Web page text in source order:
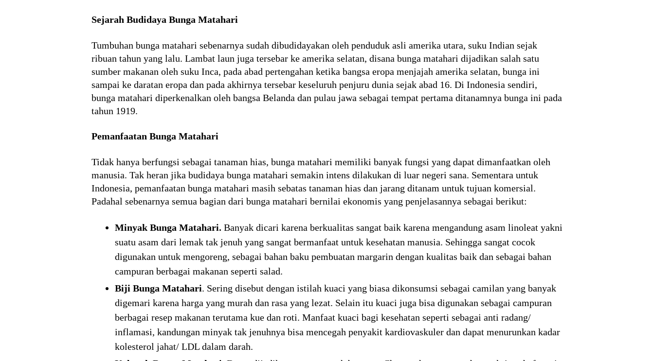
Sejarah Budidaya Bunga Matahari
Tumbuhan bunga matahari sebenarnya sudah dibudidayakan oleh penduduk asli amerika utara, suku Indian sejak
ribuan tahun yang lalu. Lambat laun juga tersebar ke amerika selatan, disana bunga matahari dijadikan salah satu
sumber makanan oleh suku Inca, pada abad pertengahan ketika bangsa eropa menjajah amerika selatan, bunga ini
sampai ke daratan eropa dan pada akhirnya tersebar keseluruh penjuru dunia sejak abad 16. Di Indonesia sendiri,
bunga matahari diperkenalkan oleh bangsa Belanda dan pulau jawa sebagai tempat pertama ditanamnya bunga ini pada
tahun 1919.
Pemanfaatan Bunga Matahari
Tidak hanya berfungsi sebagai tanaman hias, bunga matahari memiliki banyak fungsi yang dapat dimanfaatkan oleh
manusia. Tak heran jika budidaya bunga matahari semakin intens dilakukan di luar negeri sana. Sementara untuk
Indonesia, pemanfaatan bunga matahari masih sebatas tanaman hias dan jarang ditanam untuk tujuan komersial.
Padahal sebenarnya semua bagian dari bunga matahari bernilai ekonomis yang penjelasannya sebagai berikut:
Minyak Bunga Matahari. Banyak dicari karena berkualitas sangat baik karena mengandung asam linoleat yakni
suatu asam dari lemak tak jenuh yang sangat bermanfaat untuk kesehatan manusia. Sehingga sangat cocok
digunakan untuk mengoreng, sebagai bahan baku pembuatan margarin dengan kualitas baik dan sebagai bahan
campuran berbagai makanan seperti salad.
Biji Bunga Matahari. Sering disebut dengan istilah kuaci yang biasa dikonsumsi sebagai camilan yang banyak
digemari karena harga yang murah dan rasa yang lezat. Selain itu kuaci juga bisa digunakan sebagai campuran
berbagai resep makanan terutama kue dan roti. Manfaat kuaci bagi kesehatan seperti sebagai anti radang/
inflamasi, kandungan minyak tak jenuhnya bisa mencegah penyakit kardiovaskuler dan dapat menurunkan kadar
kolesterol jahat/ LDL dalam darah.